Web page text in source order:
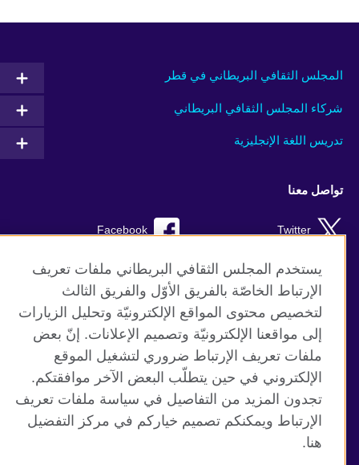
المجلس الثقافي البريطاني في قطر
شركاء المجلس الثقافي البريطاني
تدريس اللغة الإنجليزية
تواصل معنا
Facebook Twitter
Instagram RSS
TikTok
موقع المجلس الثقافي البريطاني العالمي
الخصوصية وشروط الاستخدام
ملفات تعريف الإرتباط
خريطة الموقع
يستخدم المجلس الثقافي البريطاني ملفات تعريف
الإرتباط الخاصّة بالفريق الأوّل والفريق الثالث
لتخصيص محتوى المواقع الإلكترونيّة وتحليل الزيارات
إلى مواقعنا الإلكترونيّة وتصميم الإعلانات. إنّ بعض
ملفات تعريف الإرتباط ضروري لتشغيل الموقع
الإلكتروني في حين يتطلّب البعض الآخر موافقتكم.
تجدون المزيد من التفاصيل في سياسة ملفات تعريف
الإرتباط ويمكنكم تصميم خياركم في مركز التفضيل
هنا.